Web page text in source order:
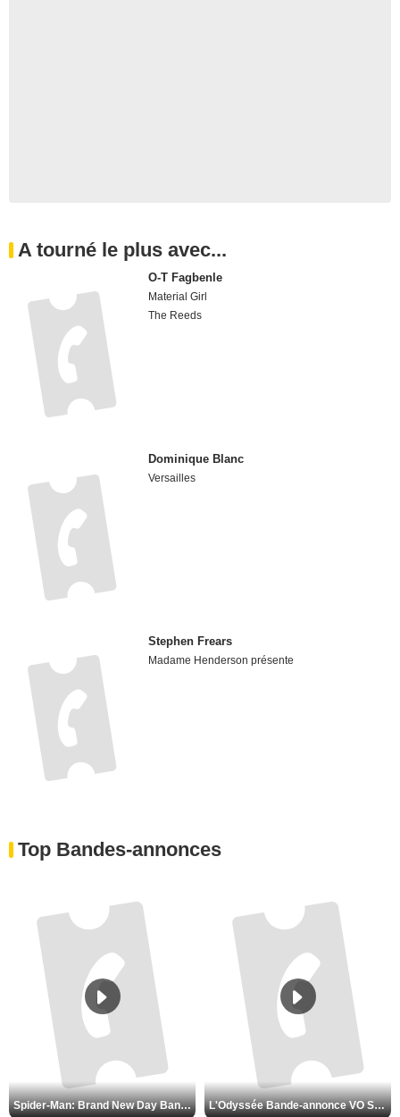
A tourné le plus avec...
O-T Fagbenle
Material Girl
The Reeds
Dominique Blanc
Versailles
Stephen Frears
Madame Henderson présente
Top Bandes-annonces
Spider-Man: Brand New Day Bande-annonce VO STFR L'Odyssée Bande-annonce VO STFR